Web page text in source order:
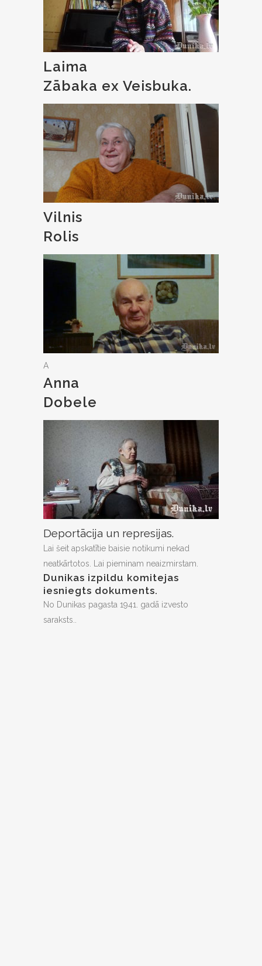
Laima
Zābaka ex Veisbuka.
Vilnis
Rolis
A
Anna
Dobele
Deportācija un represijas.
Lai šeit apskatītie baisie notikumi nekad
neatkārtotos. Lai pieminam neaizmirstam.
Dunikas izpildu komitejas
iesniegts dokuments.
No Dunikas pagasta 1941. gadā izvesto
saraksts..